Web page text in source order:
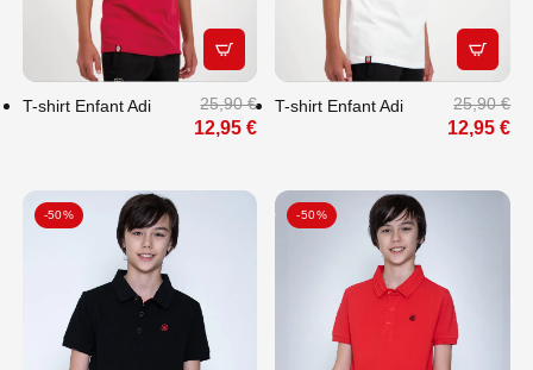
APERÇU RAPIDE
T-shirt Enfant Adi 25,90 €
12,95 €
T-shirt Enfant Adi 25,90 €
12,95 €
-50% -50%